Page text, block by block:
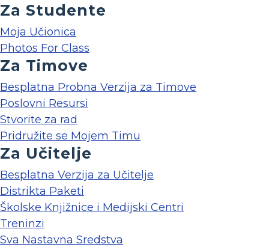
Za Studente
Moja Učionica
Photos For Class
Za Timove
Besplatna Probna Verzija za Timove
Poslovni Resursi
Stvorite za rad
Pridružite se Mojem Timu
Za Učitelje
Besplatna Verzija za Učitelje
Distrikta Paketi
Školske Knjižnice i Medijski Centri
Treninzi
Sva Nastavna Sredstva